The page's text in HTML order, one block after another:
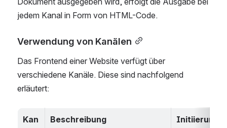
jedem Kanal in Form von HTML-Code.
Verwendung von Kanälen
Das Frontend einer Website verfügt über
verschiedene Kanäle. Diese sind nachfolgend
erläutert:
Kan
Beschreibung
Initiierung